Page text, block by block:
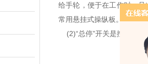
给手轮，便于在工作时一
常用悬挂式操纵板。有些自
(2)“总停”开关是控制机床